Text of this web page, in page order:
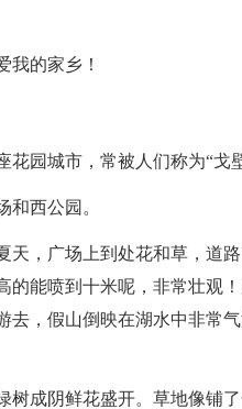
的家乡！
城市，常被人们称为“戈壁
西公园。
，广场上到处花和草，道路
的能喷到十米呢，非常壮观
去，假山倒映在湖水中非常
成阴鲜花盛开。草地像铺了